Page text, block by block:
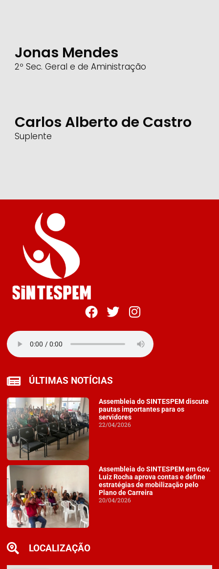
Jonas Mendes
2º Sec. Geral e de Aministração
Carlos Alberto de Castro
Suplente
ÚLTIMAS NOTÍCIAS
Assembleia do SINTESPEM discute
pautas importantes para os
servidores
22/04/2026
Assembleia do SINTESPEM em Gov.
Luiz Rocha aprova contas e define
estratégias de mobilização pelo
Plano de Carreira
20/04/2026
LOCALIZAÇÃO